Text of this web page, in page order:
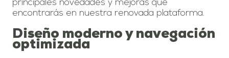
principales novedades y mejoras que
encontrarás en nuestra renovada plataforma.
Diseño moderno y navegación
optimizada